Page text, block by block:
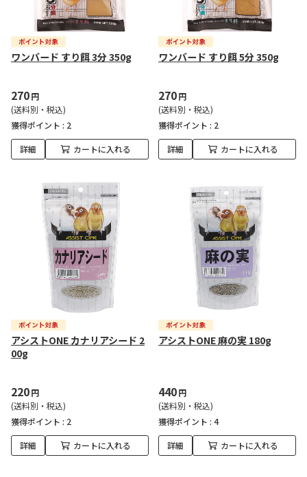
ワンバード すり餌 3分 350g
270円
(送料別・税込)
獲得ポイント : 2
詳細 カートに入れる
ワンバード すり餌 5分 350g
270円
(送料別・税込)
獲得ポイント : 2
詳細 カートに入れる
アシストONE カナリアシード 2
00g
220円
(送料別・税込)
獲得ポイント : 2
詳細 カートに入れる
アシストONE 麻の実 180g
440円
(送料別・税込)
獲得ポイント : 4
詳細 カートに入れる